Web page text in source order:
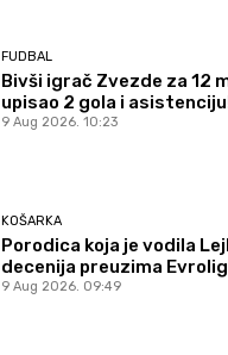
FUDBAL
Bivši igrač Zvezde za 12
upisao 2 gola i
9 Aug 2026. 10:23
KOŠARKA
Porodica koja je vodila
decenija preuzima
9 Aug 2026. 09:49